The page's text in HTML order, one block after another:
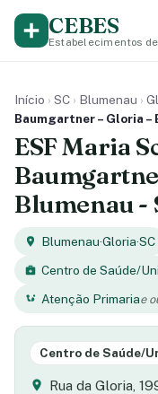
CEBES
Estabelecimentos
Início › SC › Blumenau ›
Baumgartner – Gloria –
ESF Maria
Blumenau -
Blumenau·Gloria·SC
Centro de Saúde/
Atenção Primariae
Centro de Saúde/
Rua da Gloria,